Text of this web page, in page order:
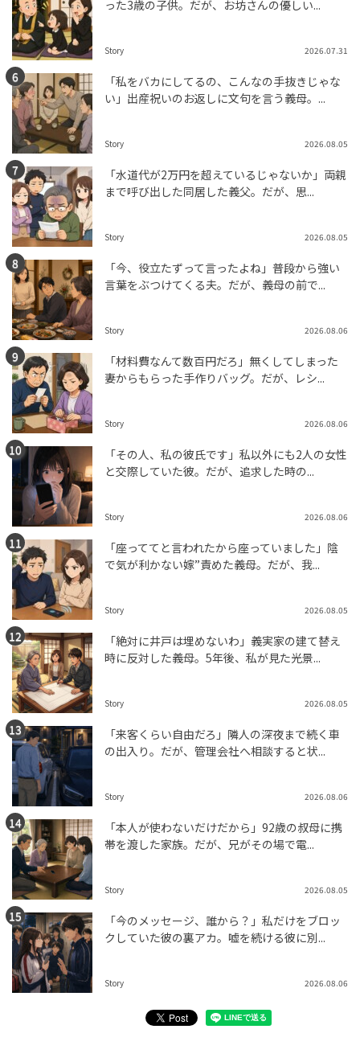
った3歳の子供。だが、お坊さんの優しい...
Story 2026.07.31
「私をバカにしてるの、こんなの手抜きじゃな
い」出産祝いのお返しに文句を言う義母。...
Story 2026.08.05
「水道代が2万円を超えているじゃないか」両親
まで呼び出した同居した義父。だが、思...
Story 2026.08.05
「今、役立たずって言ったよね」普段から強い
言葉をぶつけてくる夫。だが、義母の前で...
Story 2026.08.06
「材料費なんて数百円だろ」無くしてしまった
妻からもらった手作りバッグ。だが、レシ...
Story 2026.08.06
「その人、私の彼氏です」私以外にも2人の女性
と交際していた彼。だが、追求した時の...
Story 2026.08.06
「座っててと言われたから座っていました」陰
で気が利かない嫁”責めた義母。だが、我...
Story 2026.08.05
「絶対に井戸は埋めないわ」義実家の建て替え
時に反対した義母。5年後、私が見た光景...
Story 2026.08.05
「来客くらい自由だろ」隣人の深夜まで続く車
の出入り。だが、管理会社へ相談すると状...
Story 2026.08.06
「本人が使わないだけだから」92歳の叔母に携
帯を渡した家族。だが、兄がその場で電...
Story 2026.08.05
「今のメッセージ、誰から？」私だけをブロッ
クしていた彼の裏アカ。嘘を続ける彼に別...
Story 2026.08.06